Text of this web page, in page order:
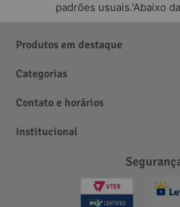
padrões usuais.'Abaixo
Produtos em destaque
Categorias
Contato e horários
Institucional